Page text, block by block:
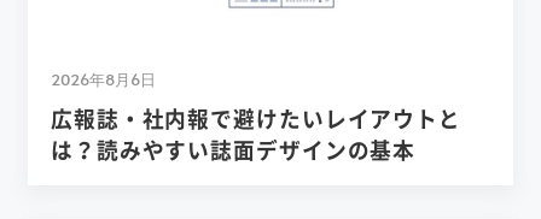
2026年8月6日
広報誌・社内報で避けたいレイアウトと
は？読みやすい誌面デザインの基本